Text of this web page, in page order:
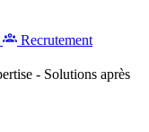
Recrutement